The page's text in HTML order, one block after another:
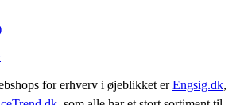
for erhverv i øjeblikket erEngsig.dk,